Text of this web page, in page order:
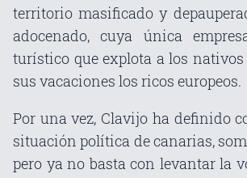
territorio masificado y
adocenado, cuya única
turístico que explota a los
sus vacaciones los ricos europeos.
Por una vez, Clavijo ha definido
situación política de canarias,
pero ya no basta con levantar la